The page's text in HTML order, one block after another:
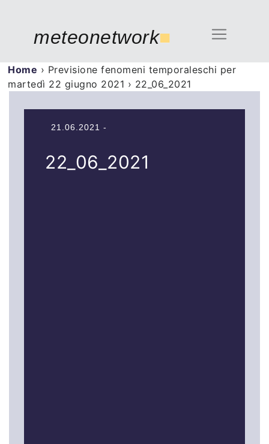
meteonetwork■
Home › Previsione fenomeni temporaleschi per
martedì 22 giugno 2021 › 22_06_2021
21.06.2021 -
22_06_2021